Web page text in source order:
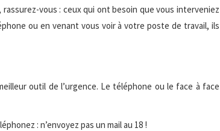
vous : ceux qui ont besoin que vous interveniez
ou en venant vous voir à votre poste de travail, ils
outil de l’urgence. Le téléphone ou le face à face
: n’envoyez pas un mail au 18 !